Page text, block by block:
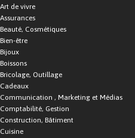
Art de vivre
Assurances
Beauté, Cosmétiques
Bien-être
Bijoux
Boissons
Bricolage, Outillage
Cadeaux
Communication , Marketing et Médias
Comptabilité, Gestion
Construction, Bâtiment
Cuisine